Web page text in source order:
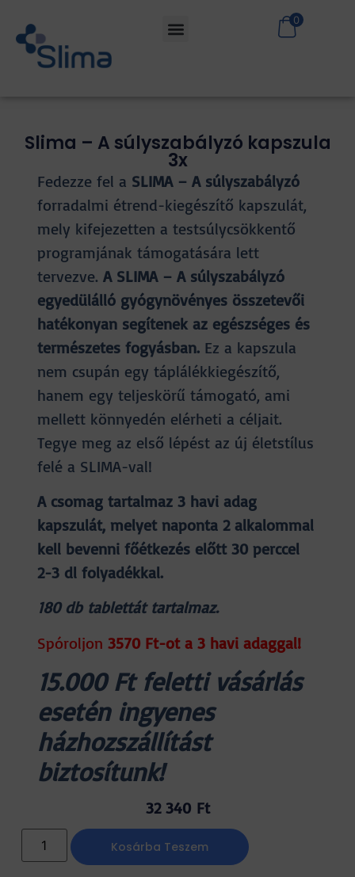
0
Slima – A súlyszabályzó kapszula
3x
Fedezze fel a SLIMA – A súlyszabályzó
forradalmi étrend-kiegészítő kapszulát,
mely kifejezetten a testsúlycsökkentő
programjának támogatására lett
tervezve. A SLIMA – A súlyszabályzó
egyedülálló gyógynövényes összetevői
hatékonyan segítenek az egészséges és
természetes fogyásban.Ez a kapszula
nem csupán egy táplálékkiegészítő,
hanem egy teljeskörű támogató, ami
mellett könnyedén elérheti a céljait.
Tegye meg az első lépést az új életstílus
felé a SLIMA-val!
A csomag tartalmaz 3 havi adag
kapszulát, melyet naponta 2 alkalommal
kell bevenni főétkezés előtt 30 perccel
2-3 dl folyadékkal.
180 db tablettát tartalmaz.
Spóroljon 3570 Ft-ot a 3 havi adaggal!
15.000 Ft feletti vásárlás
esetén ingyenes
házhozszállítást
biztosítunk!
32 340 Ft
Kosárba Teszem